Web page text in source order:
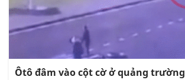
Ôtô đâm vào cột cờ ở quảng trường